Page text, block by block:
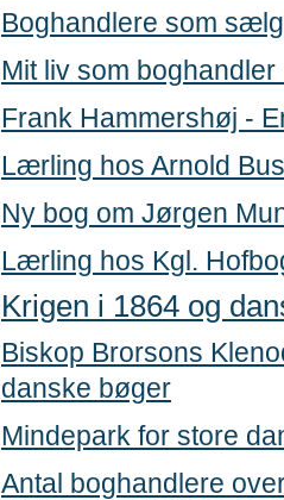
Boghandlere som
Mit liv som
Frank Hammershøj -
Lærling hos Arnold
Ny bog om Jørgen
Lærling hos Kgl.
Krigen i 1864 og
Biskop Brorsons
danske bøger
Mindepark for store
Antal boghandlere